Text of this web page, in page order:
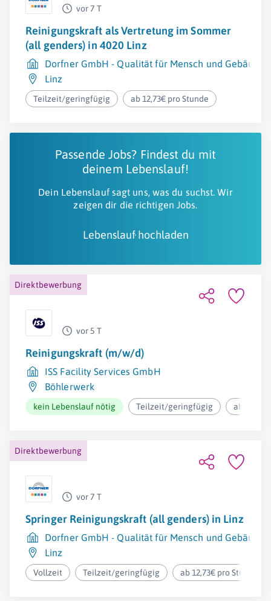
vor 7 T
Reinigungskraft als Vertretung im Sommer
(all genders) in 4020 Linz
Dorfner GmbH - Qualität für Mensch und Gebäude
Linz
Teilzeit/geringfügig ab 12,73€ pro Stunde
Passende Jobs? Findest du mit
deinem Lebenslauf!
Dein Lebenslauf sagt uns, was du suchst. Wir
zeigen dir die richtigen Jobs.
Lebenslauf hochladen
Direktbewerbung
vor 5 T
Reinigungskraft (m/w/d)
ISS Facility Services GmbH
Böhlerwerk
kein Lebenslauf nötig Teilzeit/geringfügig ab
Direktbewerbung
vor 7 T
Springer Reinigungskraft (all genders) in Linz
Dorfner GmbH - Qualität für Mensch und Gebäude
Linz
Vollzeit Teilzeit/geringfügig ab 12,73€ pro Stunde